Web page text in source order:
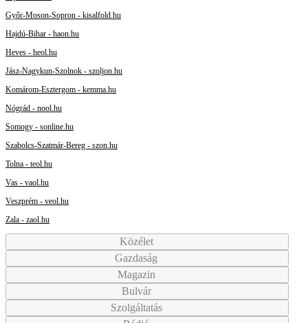
Győr-Moson-Sopron - kisalfold.hu
Hajdú-Bihar - haon.hu
Heves - heol.hu
Jász-Nagykun-Szolnok - szoljon.hu
Komárom-Esztergom - kemma.hu
Nógrád - nool.hu
Somogy - sonline.hu
Szabolcs-Szatmár-Bereg - szon.hu
Tolna - teol.hu
Vas - vaol.hu
Veszprém - veol.hu
Zala - zaol.hu
Közélet
Gazdaság
Magazin
Bulvár
Szolgáltatás